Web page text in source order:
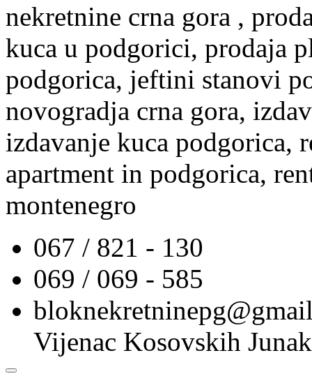
nekretnine crna gora ,
kuca u podgorici, prodaja
podgorica, jeftini stanovi
novogradja crna gora,
izdavanje kuca podgorica,
apartment in podgorica,
montenegro
067 / 821 - 130
069 / 069 - 585
Vijenac Kosovskih